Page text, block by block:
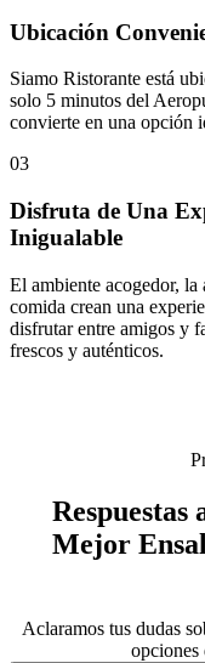
Ubicación
Siamo Ristorante está
solo 5 minutos del
convierte en una opción
03
Disfruta de Una
Inigualable
El ambiente acogedor, la
comida crean una
disfrutar entre amigos y
frescos y auténticos.
Respuestas
Mejor
Aclaramos tus dudas
opciones